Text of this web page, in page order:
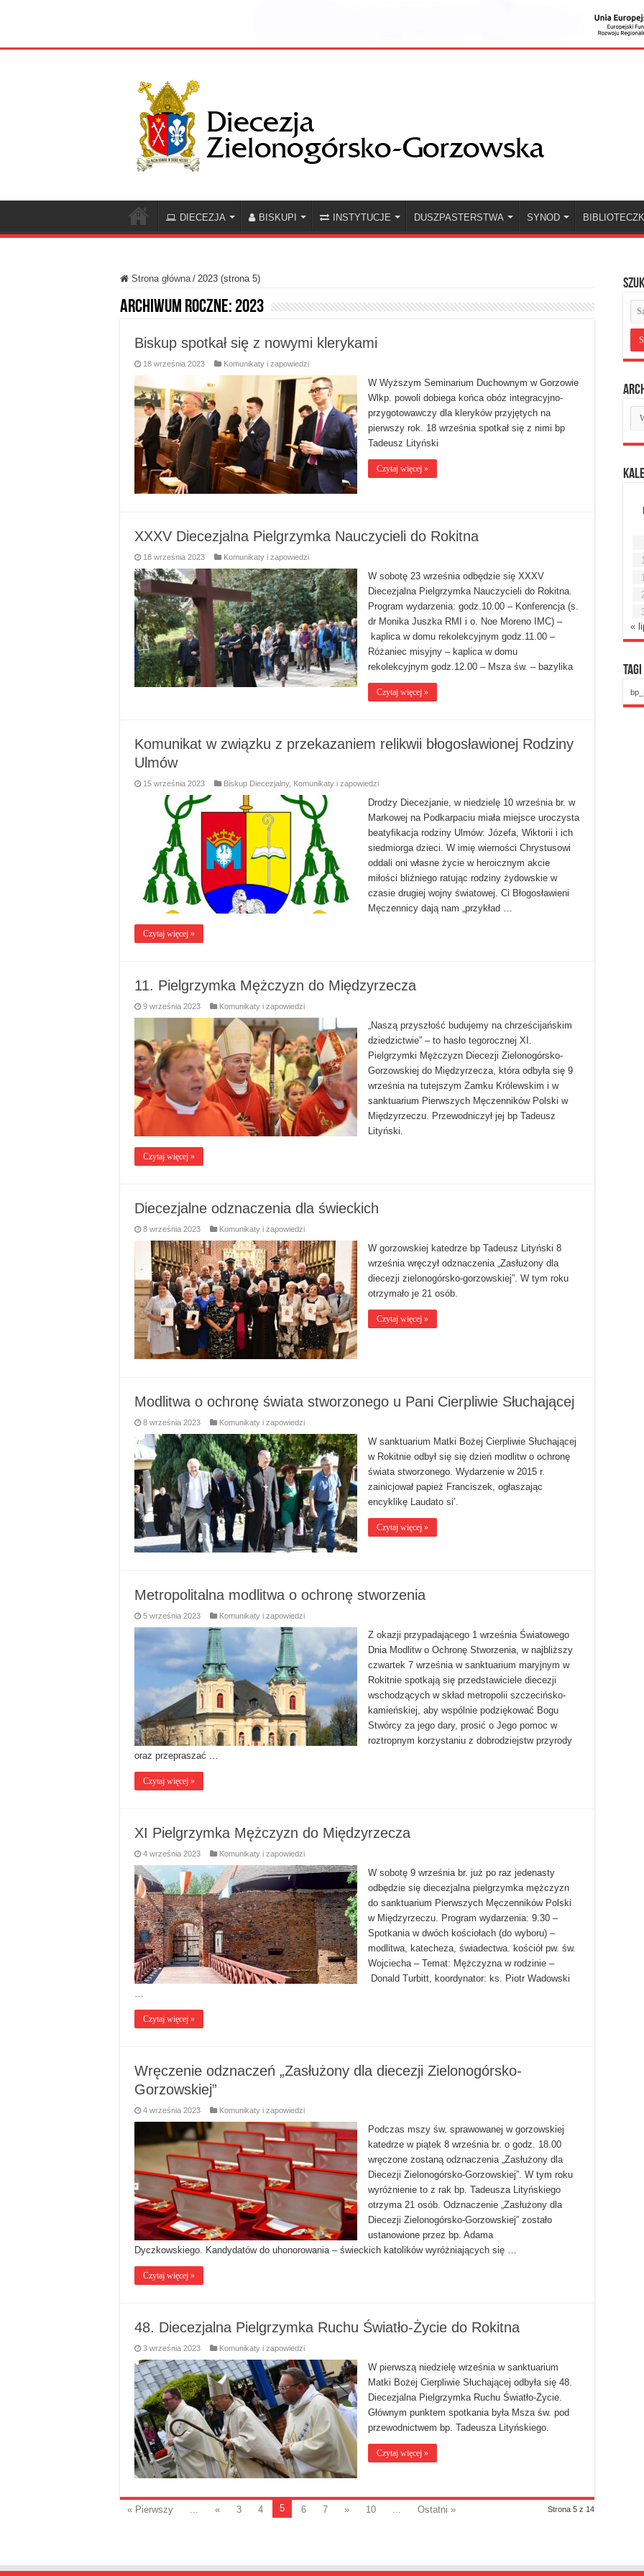
DIECEZJA BISKUPI INSTYTUCJE DUSZPASTERSTWA SYNOD
Strona główna / 2023 (strona 5)
Archiwum roczne: 2023
Biskup spotkał się z nowymi klerykami
18 września 2023 Komunikaty i zapowiedzi
W Wyższym Seminarium Duchownym w Gorzowie
Wlkp. powoli dobiega końca obóz integracyjno-
przygotowawczy dla kleryków przyjętych na
pierwszy rok. 18 września spotkał się z nimi bp
Tadeusz Lityński
Czytaj więcej »
XXXV Diecezjalna Pielgrzymka Nauczycieli do Rokitna
18 września 2023 Komunikaty i zapowiedzi
W sobotę 23 września odbędzie się XXXV
Diecezjalna Pielgrzymka Nauczycieli do Rokitna.
Program wydarzenia: godz.10.00 – Konferencja (s.
dr Monika Juszka RMI i o. Noe Moreno IMC) –
kaplica w domu rekolekcyjnym godz.11.00 –
Różaniec misyjny – kaplica w domu
rekolekcyjnym godz.12.00 – Msza św. – bazylika
Czytaj więcej »
Komunikat w związku z przekazaniem relikwii błogosławionej Rodziny
Ulmów
15 września 2023 Biskup Diecezjalny, Komunikaty i zapowiedzi
Drodzy Diecezjanie, w niedzielę 10 września br. w
Markowej na Podkarpaciu miała miejsce uroczysta
beatyfikacja rodziny Ulmów: Józefa, Wiktorii i ich
siedmiorga dzieci. W imię wierności Chrystusowi
oddali oni własne życie w heroicznym akcie
miłości bliźniego ratując rodziny żydowskie w
czasie drugiej wojny światowej. Ci Błogosławieni
Męczennicy dają nam „przykład …
Czytaj więcej »
11. Pielgrzymka Mężczyzn do Międzyrzecza
9 września 2023 Komunikaty i zapowiedzi
„Naszą przyszłość budujemy na chrześcijańskim
dziedzictwie” – to hasło tegorocznej XI.
Pielgrzymki Mężczyzn Diecezji Zielonogórsko-
Gorzowskiej do Międzyrzecza, która odbyła się 9
września na tutejszym Zamku Królewskim i w
sanktuarium Pierwszych Męczenników Polski w
Międzyrzeczu. Przewodniczył jej bp Tadeusz
Lityński.
Czytaj więcej »
Diecezjalne odznaczenia dla świeckich
8 września 2023 Komunikaty i zapowiedzi
W gorzowskiej katedrze bp Tadeusz Lityński 8
września wręczył odznaczenia „Zasłużony dla
diecezji zielonogórsko-gorzowskiej”. W tym roku
otrzymało je 21 osób.
Czytaj więcej »
Modlitwa o ochronę świata stworzonego u Pani Cierpliwie Słuchającej
8 września 2023 Komunikaty i zapowiedzi
W sanktuarium Matki Bożej Cierpliwie Słuchającej
w Rokitnie odbył się się dzień modlitw o ochronę
świata stworzonego. Wydarzenie w 2015 r.
zainicjował papież Franciszek, ogłaszając
encyklikę Laudato si’.
Czytaj więcej »
Metropolitalna modlitwa o ochronę stworzenia
5 września 2023 Komunikaty i zapowiedzi
Z okazji przypadającego 1 września Światowego
Dnia Modlitw o Ochronę Stworzenia, w najbliższy
czwartek 7 września w sanktuarium maryjnym w
Rokitnie spotkają się przedstawiciele diecezji
wschodzących w skład metropolii szczecińsko-
kamieńskiej, aby wspólnie podziękować Bogu
Stwórcy za jego dary, prosić o Jego pomoc w
roztropnym korzystaniu z dobrodziejstw przyrody
oraz przepraszać …
Czytaj więcej »
XI Pielgrzymka Mężczyzn do Międzyrzecza
4 września 2023 Komunikaty i zapowiedzi
W sobotę 9 września br. już po raz jedenasty
odbędzie się diecezjalna pielgrzymka mężczyzn
do sanktuarium Pierwszych Męczenników Polski
w Międzyrzeczu. Program wydarzenia: 9.30 –
Spotkania w dwóch kościołach (do wyboru) –
modlitwa, katecheza, świadectwa. kościół pw. św.
Wojciecha – Temat: Mężczyzna w rodzinie –
Donald Turbitt, koordynator: ks. Piotr Wadowski
…
Czytaj więcej »
Wręczenie odznaczeń „Zasłużony dla diecezji Zielonogórsko-
Gorzowskiej”
4 września 2023 Komunikaty i zapowiedzi
Podczas mszy św. sprawowanej w gorzowskiej
katedrze w piątek 8 września br. o godz. 18.00
wręczone zostaną odznaczenia „Zasłużony dla
Diecezji Zielonogórsko-Gorzowskiej”. W tym roku
wyróżnienie to z rak bp. Tadeusza Lityńskiego
otrzyma 21 osób. Odznaczenie „Zasłużony dla
Diecezji Zielonogórsko-Gorzowskiej” zostało
ustanowione przez bp. Adama
Dyczkowskiego. Kandydatów do uhonorowania – świeckich katolików wyróżniających się …
Czytaj więcej »
48. Diecezjalna Pielgrzymka Ruchu Światło-Życie do Rokitna
3 września 2023 Komunikaty i zapowiedzi
W pierwszą niedzielę września w sanktuarium
Matki Bożej Cierpliwie Słuchającej odbyła się 48.
Diecezjalna Pielgrzymka Ruchu Światło-Życie.
Głównym punktem spotkania była Msza św. pod
przewodnictwem bp. Tadeusza Lityńskiego.
Czytaj więcej »
Strona 5 z 14
« Pierwszy ... « 3 4 5 6 7 » 10 ... Ostatni »
«
Tagi